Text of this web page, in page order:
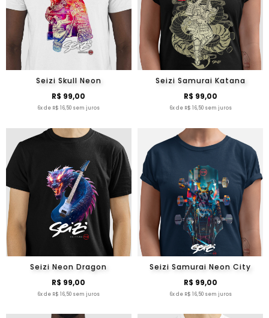
Seizi Skull Neon
R$ 99,00
6x de R$ 16,50 sem juros
Seizi Samurai Katana
R$ 99,00
6x de R$ 16,50 sem juros
Seizi Neon Dragon
R$ 99,00
6x de R$ 16,50 sem juros
Seizi Samurai Neon City
R$ 99,00
6x de R$ 16,50 sem juros